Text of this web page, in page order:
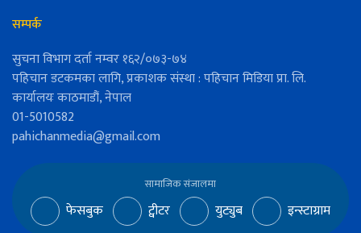
सम्पर्क
सुचना विभाग दर्ता नम्वर १६२/०७३-७४
पहिचान डटकमका लागि, प्रकाशक संस्था : पहिचान मिडिया प्रा. लि.
कार्यालयः काठमाडौं, नेपाल
01-5010582
pahichanmedia@gmail.com
सामाजिक संजालमा
फेसबुक ट्वीटर युट्युब इन्स्टाग्राम